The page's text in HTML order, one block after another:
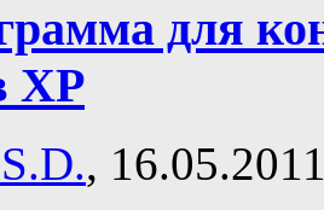
для
ХР
,